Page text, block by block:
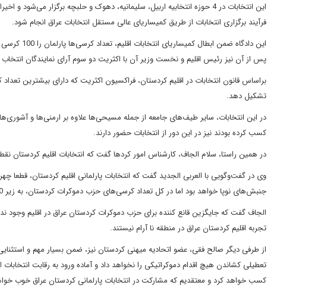
این انتخابات در 4 حوزه انتخابیه اربیل، سلیمانیه، دهوک و حلبچه برگزار
فرآیند برگزاری انتخابات از طریق کمیساریای عالی مستقل انتخابات عراق انجام شود.
پس از آن نیز رئیس اقلیم و نخست وزیر آن با اکثریت دو سوم آرای نمایندگان
براساس قانون انتخابات در اقلیم کردستان، فراکسیون اکثریت که دارای بیشترین
تشکیل دهد.
کسب کرده بودند نیز در این دور از انتخابات حضور دارند.
در همین راستا، سلام الجاف، کارشناس امور کردها گفت که انتخابات اقلیم کردستان
وی در گفت‌وگویی با العربی الجدید گفت که انتخابات پارلمانی اقلیم کردستان، قطعا
جنبش‌های نوپا خواهد بود اما در کل تعداد کرسی‌های حزب دموکرات کردستان، به زیر 50 کرسی یعنی نصف کرسی‌های پارلمان نخواهد رسید.
الجاف گفت که جایگزین قانع کننده برای حزب دموکرات کردستان عراق در اقلیم
تجربه اقلیم کردستان عراق در منطقه نا آرام نیستند.
از طرفی دیگر صالح فقی، عضو اتحادیه میهنی کردستان نیز، ضمن بسیار مهم و
تعطیلی کشاندن هیچ اقدام دموکراتیکی را نخواهد داد و آماده ورود به رقابت
کسب خواهد کرد و معتقدیم که مشارکت در انتخابات پارلمانی کردستان عراق خوب